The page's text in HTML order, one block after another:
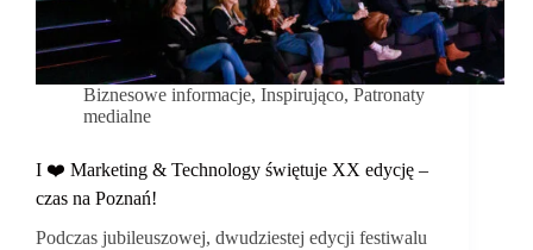
Biznesowe informacje, Inspirująco, Patronaty
medialne
I ❤️ Marketing & Technology świętuje XX edycję –
czas na Poznań!
Podczas jubileuszowej, dwudziestej edycji festiwalu